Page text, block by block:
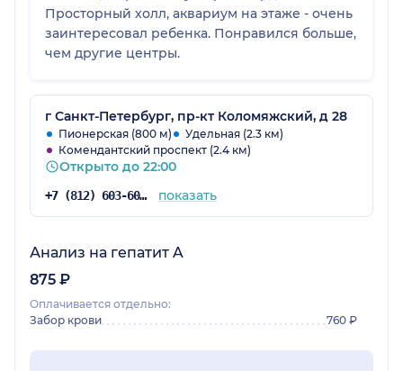
Просторный холл, аквариум на этаже - очень
заинтересовал ребенка. Понравился больше,
чем другие центры.
г Санкт-Петербург, пр-кт Коломяжский, д 28
Пионерская (800 м)
Удельная (2.3 км)
Комендантский проспект (2.4 км)
Открыто до 22:00
+7 (812) 603-60-42 показать
Анализ на гепатит A
875 ₽
Оплачивается отдельно:
Забор крови
760 ₽